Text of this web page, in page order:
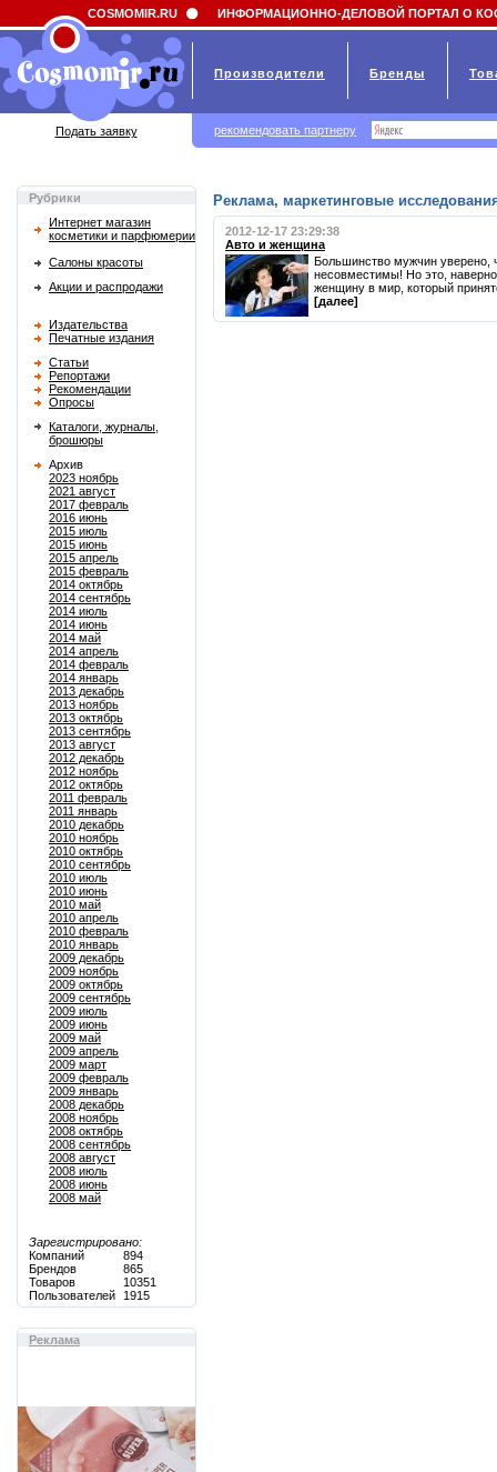
Field 'news_title' doesn't have a default value
Рубрики
Интернет магазин
косметики и парфюмерии
Салоны красоты
Акции и распродажи
Издательства
Печатные издания
Статьи
Репортажи
Рекомендации
Опросы
Каталоги, журналы,
брошюры
Архив
2023 ноябрь
2021 август
2017 февраль
2016 июнь
2015 июль
2015 июнь
2015 апрель
2015 февраль
2014 октябрь
2014 сентябрь
2014 июль
2014 июнь
2014 май
2014 апрель
2014 февраль
2014 январь
2013 декабрь
2013 ноябрь
2013 октябрь
2013 сентябрь
2013 август
2012 декабрь
2012 ноябрь
2012 октябрь
2011 февраль
2011 январь
2010 декабрь
2010 ноябрь
2010 октябрь
2010 сентябрь
2010 июль
2010 июнь
2010 май
2010 апрель
2010 февраль
2010 январь
2009 декабрь
2009 ноябрь
2009 октябрь
2009 сентябрь
2009 июль
2009 июнь
2009 май
2009 апрель
2009 март
2009 февраль
2009 январь
2008 декабрь
2008 ноябрь
2008 октябрь
2008 сентябрь
2008 август
2008 июль
2008 июнь
2008 май
Зарегистрировано:
Компаний
894
Брендов
865
Товаров
10351
Пользователей
1915
Реклама
Реклама, маркетинговые
2012-12-17 23:29:38
Авто и женщина
Большинство мужчин уверено,
несовместимы! Но это,
женщину в мир, который
[далее]
COSMOMIR.RU ИНФОРМАЦИОННО-ДЕЛОВОЙ ПОРТАЛ О
Производители Бренды
Подать заявку рекомендовать партнеру